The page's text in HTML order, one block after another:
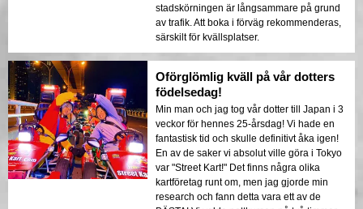
stadskörningen är långsammare på grund
av trafik. Att boka i förväg rekommenderas,
särskilt för kvällsplatser.
Oförglömlig kväll på vår dotters
födelsedag!
Min man och jag tog vår dotter till Japan i 3
veckor för hennes 25-årsdag! Vi hade en
fantastisk tid och skulle definitivt åka igen!
En av de saker vi absolut ville göra i Tokyo
var "Street Kart!" Det finns några olika
kartföretag runt om, men jag gjorde min
research och fann detta vara ett av de